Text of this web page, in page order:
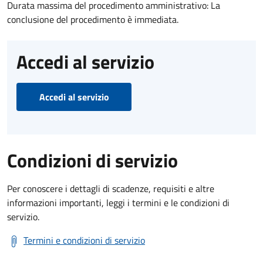
Durata massima del procedimento amministrativo: La
conclusione del procedimento è immediata.
Accedi al servizio
Accedi al servizio
Condizioni di servizio
Per conoscere i dettagli di scadenze, requisiti e altre
informazioni importanti, leggi i termini e le condizioni di
servizio.
Termini e condizioni di servizio